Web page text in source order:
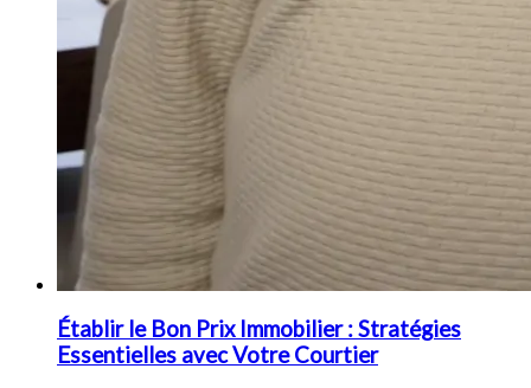
Établir le Bon Prix Immobilier : Stratégies
Essentielles avec Votre Courtier